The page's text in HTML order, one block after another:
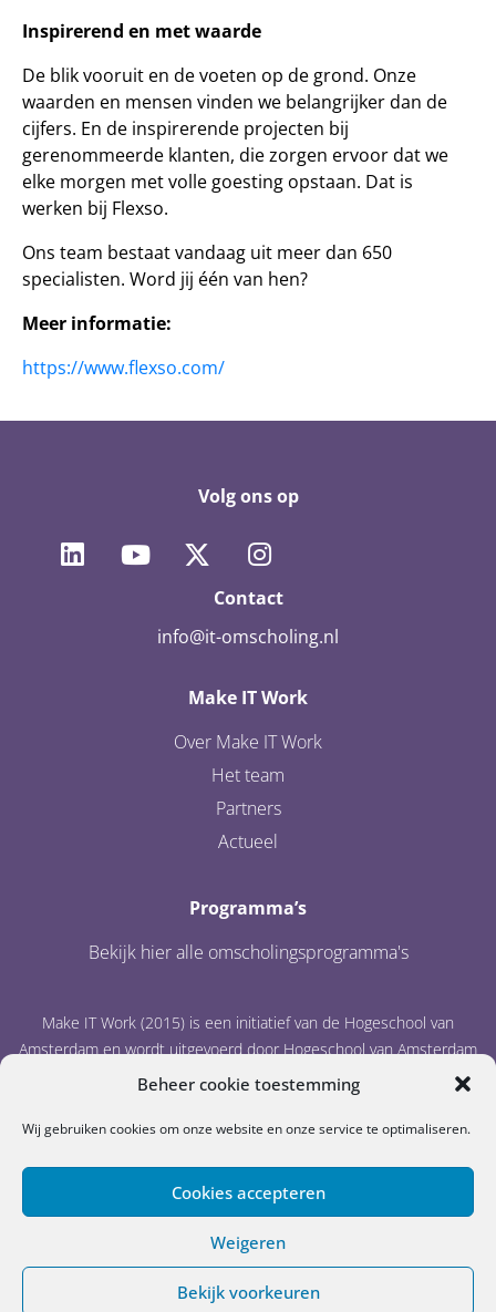
Beheer cookie toestemming
Wij gebruiken cookies om onze website en onze service te optimaliseren.
Cookies accepteren
Weigeren
Bekijk voorkeuren
Inspirerend en met waarde
De blik vooruit en de voeten op de grond. Onze
waarden en mensen vinden we belangrijker dan de
cijfers. En de inspirerende projecten bij
gerenommeerde klanten, die zorgen ervoor dat we
elke morgen met volle goesting opstaan. Dat is
werken bij Flexso.
Ons team bestaat vandaag uit meer dan 650
specialisten. Word jij één van hen?
Meer informatie:
https://www.flexso.com/
Volg ons op
Contact
info@it-omscholing.nl
Make IT Work
Over Make IT Work
Het team
Partners
Actueel
Programma’s
Bekijk hier alle omscholingsprogramma's
Make IT Work (2015) is een initiatief van de Hogeschool van
Amsterdam en wordt uitgevoerd door Hogeschool van Amsterdam
en IT Academy Noord-Nederland.
Privacystatement